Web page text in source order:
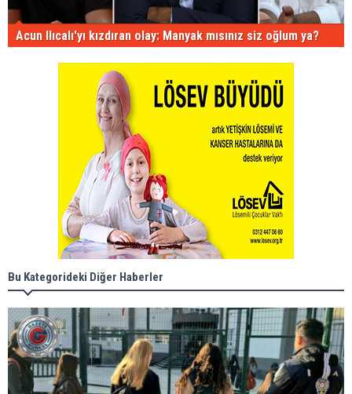
Acun Ilıcalı'yı kızdıran olay: Manyak mısınız siz oğlum ya?
Bu Kategorideki Diğer Haberler